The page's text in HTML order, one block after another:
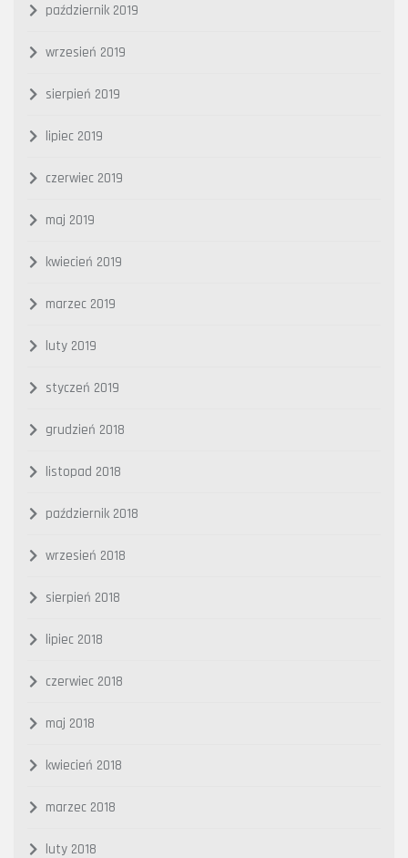
październik 2019
wrzesień 2019
sierpień 2019
lipiec 2019
czerwiec 2019
maj 2019
kwiecień 2019
marzec 2019
luty 2019
styczeń 2019
grudzień 2018
listopad 2018
październik 2018
wrzesień 2018
sierpień 2018
lipiec 2018
czerwiec 2018
maj 2018
kwiecień 2018
marzec 2018
luty 2018